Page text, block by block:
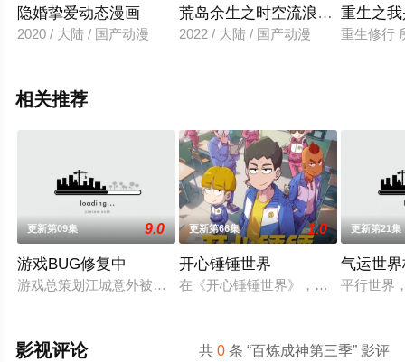
隐婚挚爱动态漫画
2020 / 大陆 / 国产动漫
荒岛余生之时空流浪纪动态漫画
2022 / 大陆 / 国产动漫
重生之
重生修行
相关推荐
更新第09集 9.0
游戏BUG修复中
游戏总策划江城意外被卷入自己设计的《诸神黄昏》游戏世界
更新第66集 1.0
开心锤锤世界
在《开心锤锤世界》，生活着乐观善
更新第21集
气运世
平行世界
共0 条 “百炼成神第三季” 影评
影视评论